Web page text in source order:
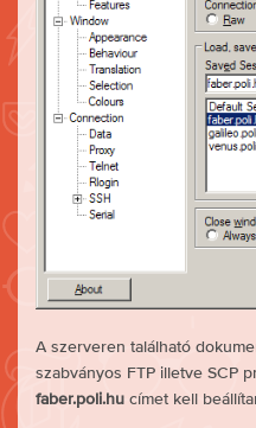
A szerveren található
szabványos FTP illetve SCP
faber.poli.hu címet kell